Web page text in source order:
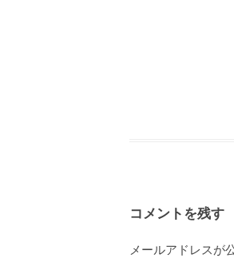
コメントを残す
メールアドレスが